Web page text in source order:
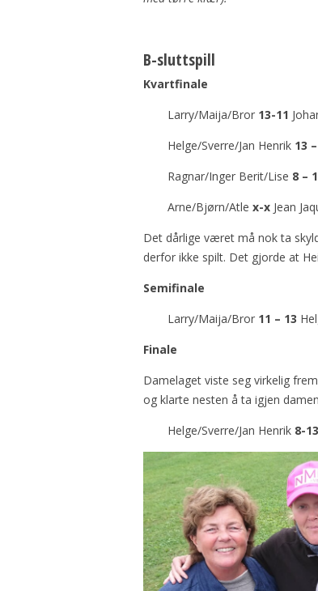
B-sluttspill
Kvartfinale
Larry/Maija/Bror 13-11
Helge/Sverre/Jan Henrik 13
Ragnar/Inger Berit/Lise 8 –
Arne/Bjørn/Atle x-x Jean
Det dårlige været må nok ta
derfor ikke spilt. Det gjorde at
Semifinale
Larry/Maija/Bror 11 – 13
Finale
Damelaget viste seg virkelig
og klarte nesten å ta igjen
Helge/Sverre/Jan Henrik 8-13